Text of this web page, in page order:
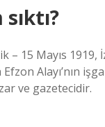
15 Mayıs 1919,
Alayı’nın
ve gazetecidir.